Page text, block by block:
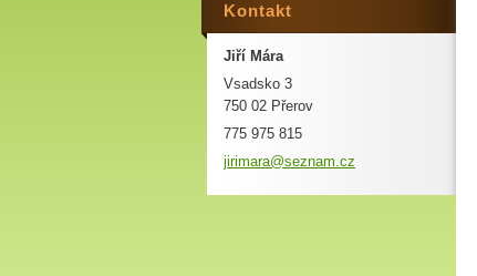
Kontakt
Jiří Mára
Vsadsko 3
750 02 Přerov
775 975 815
jirimara@seznam.cz